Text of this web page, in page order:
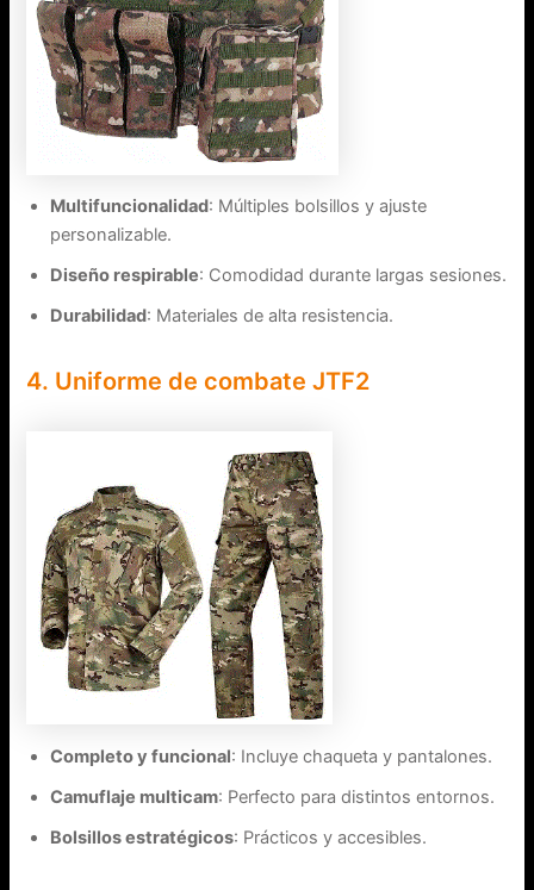
Multifuncionalidad: Múltiples bolsillos y ajuste
personalizable.
Diseño respirable: Comodidad durante largas sesiones.
Durabilidad: Materiales de alta resistencia.
4. Uniforme de combate JTF2
Completo y funcional: Incluye chaqueta y pantalones.
Camuflaje multicam: Perfecto para distintos entornos.
Bolsillos estratégicos: Prácticos y accesibles.